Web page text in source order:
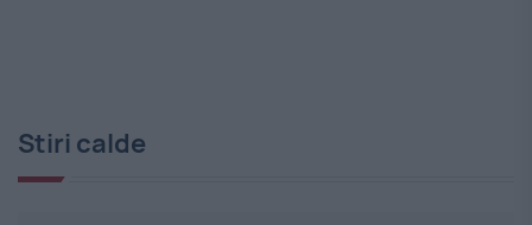
Stiri calde